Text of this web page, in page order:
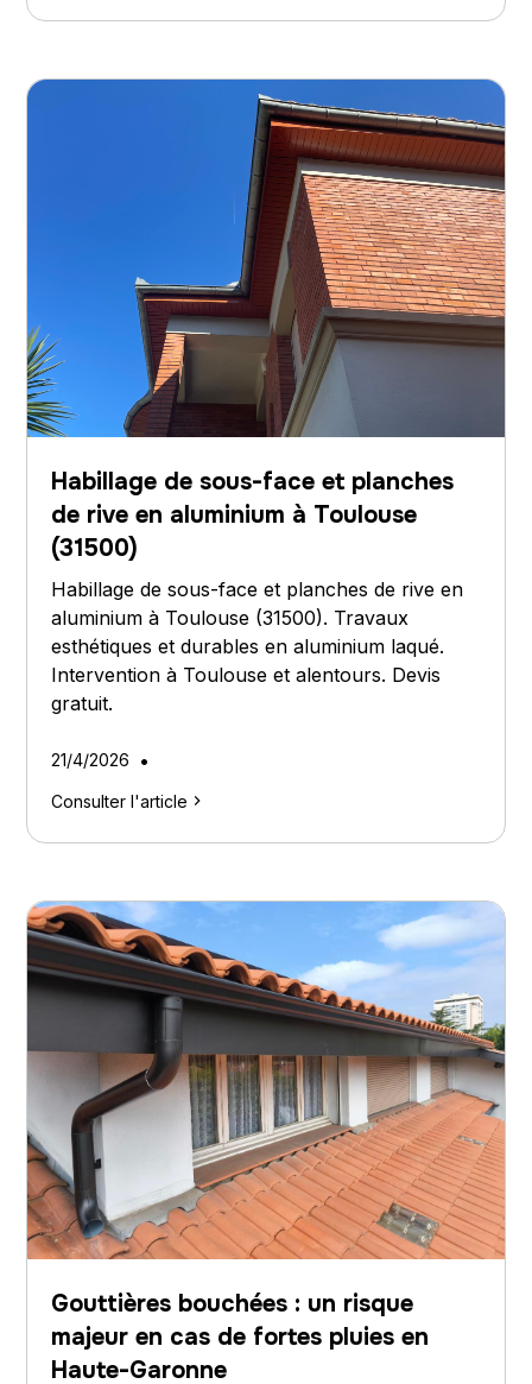
Habillage de sous-face et planches
de rive en aluminium à Toulouse
(31500)
Habillage de sous-face et planches de rive en
aluminium à Toulouse (31500). Travaux
esthétiques et durables en aluminium laqué.
Intervention à Toulouse et alentours. Devis
gratuit.
21/4/2026 •
Consulter l'article
Gouttières bouchées : un risque
majeur en cas de fortes pluies en
Haute-Garonne